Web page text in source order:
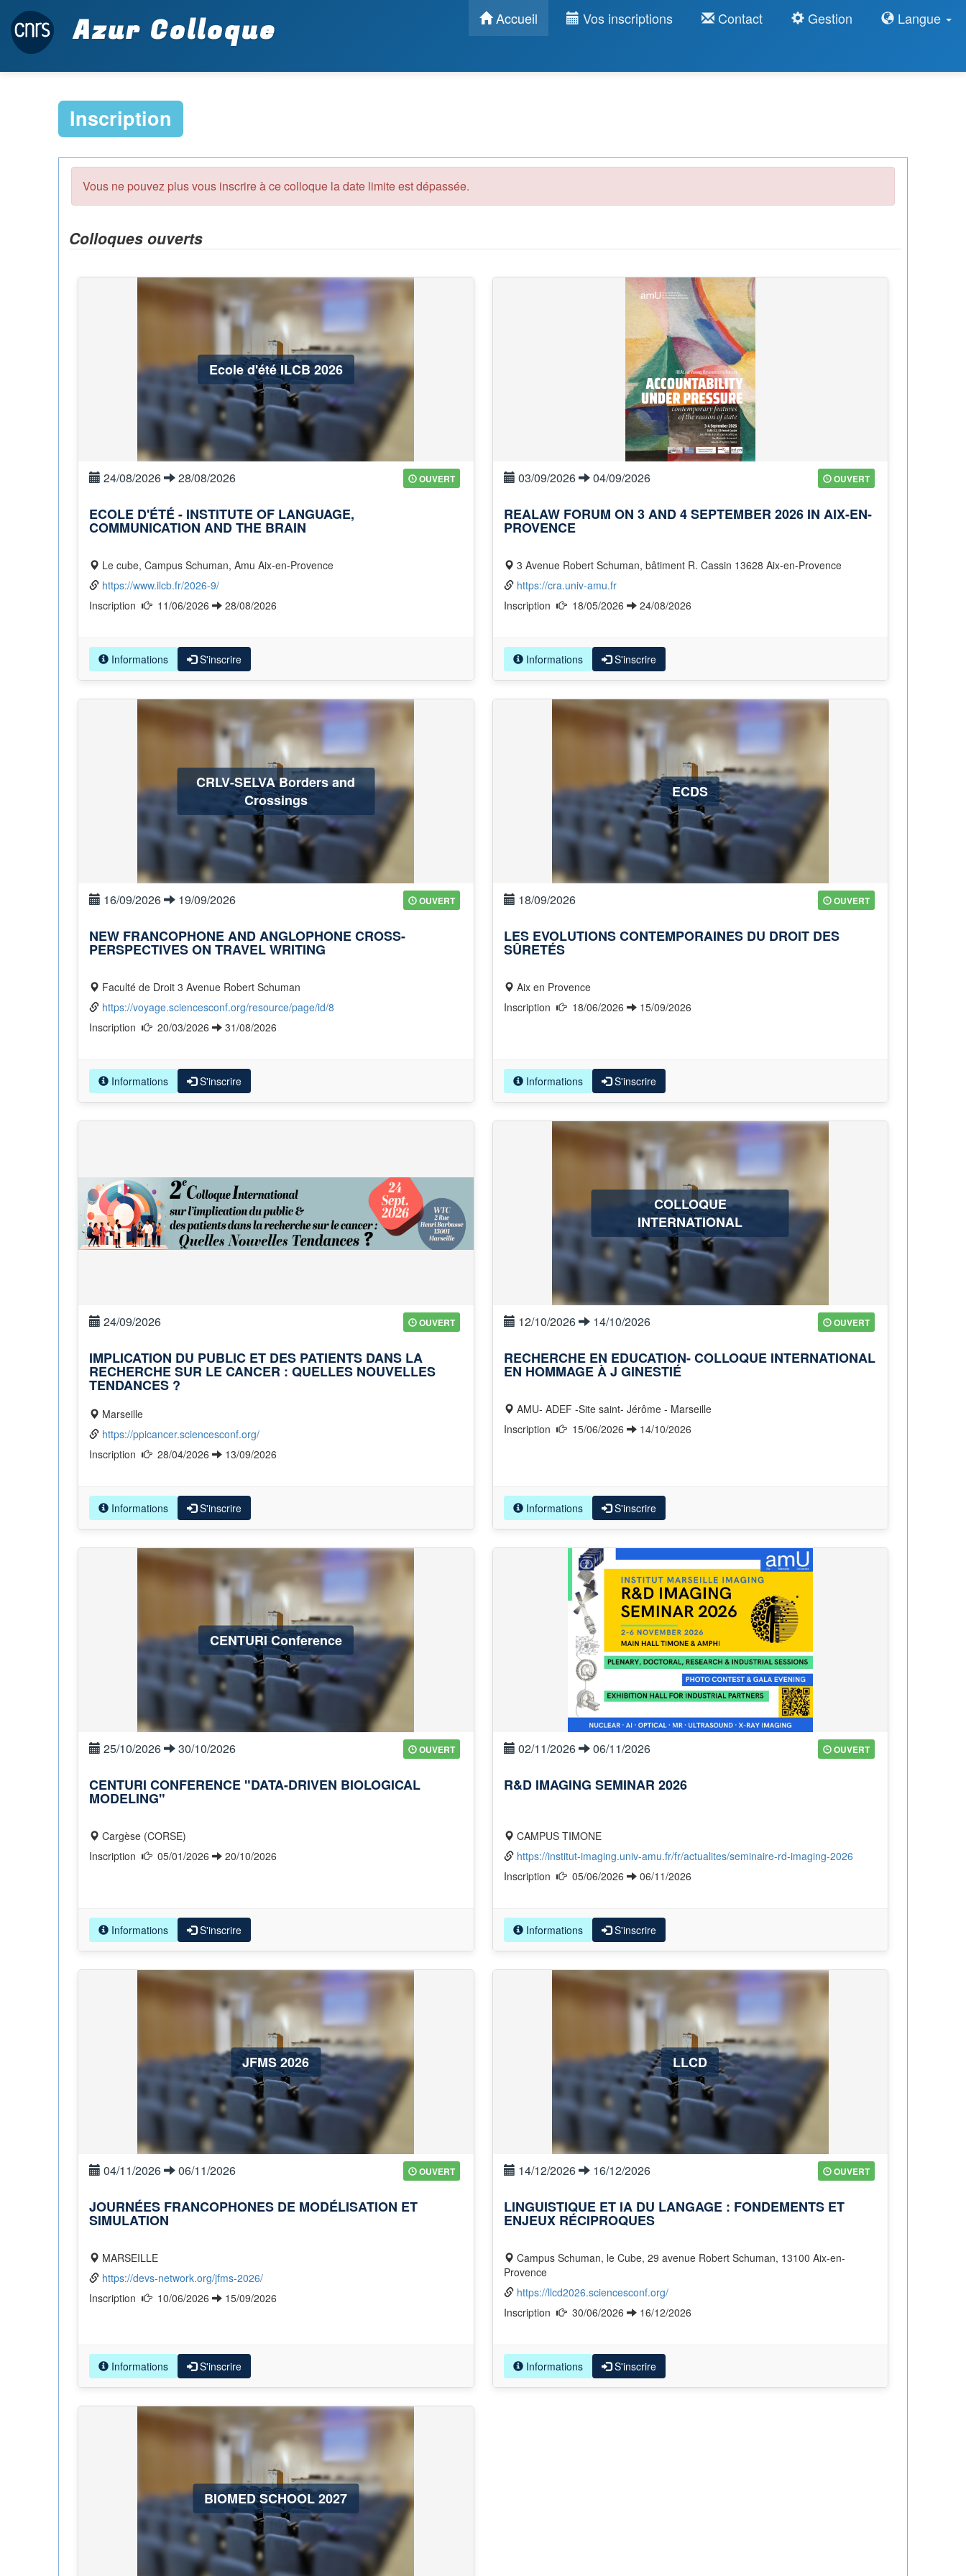
Azur Colloque Accueil Vos inscriptions Contact Gestion Langue
Inscription
Vous ne pouvez plus vous inscrire à ce colloque la date limite est dépassée.
Colloques ouverts
Ecole d'été ILCB 2026
24/08/2026 28/08/2026 OUVERT
ECOLE D'ÉTÉ - INSTITUTE OF LANGUAGE,
COMMUNICATION AND THE BRAIN
Le cube, Campus Schuman, Amu Aix-en-Provence
https://www.ilcb.fr/2026-9/
11/06/2026 28/08/2026
Informations S'inscrire
03/09/2026 04/09/2026 OUVERT
REALAW FORUM ON 3 AND 4 SEPTEMBER 2026 IN AIX-EN-
PROVENCE
3 Avenue Robert Schuman, bâtiment R. Cassin 13628 Aix-en-Provence
https://cra.univ-amu.fr
18/05/2026 24/08/2026
Informations S'inscrire
CRLV-SELVA Borders and
Crossings
16/09/2026 19/09/2026 OUVERT
NEW FRANCOPHONE AND ANGLOPHONE CROSS-
PERSPECTIVES ON TRAVEL WRITING
Faculté de Droit 3 Avenue Robert Schuman
https://voyage.sciencesconf.org/resource/page/id/8
20/03/2026 31/08/2026
Informations S'inscrire
ECDS
18/09/2026 OUVERT
LES EVOLUTIONS CONTEMPORAINES DU DROIT DES
SÛRETÉS
Aix en Provence
18/06/2026 15/09/2026
Informations S'inscrire
24/09/2026 OUVERT
IMPLICATION DU PUBLIC ET DES PATIENTS DANS LA
RECHERCHE SUR LE CANCER : QUELLES NOUVELLES
TENDANCES ?
Marseille
https://ppicancer.sciencesconf.org/
28/04/2026 13/09/2026
Informations S'inscrire
COLLOQUE
INTERNATIONAL
12/10/2026 14/10/2026 OUVERT
RECHERCHE EN EDUCATION- COLLOQUE INTERNATIONAL
EN HOMMAGE À J GINESTIÉ
AMU- ADEF -Site saint- Jérôme - Marseille
15/06/2026 14/10/2026
Informations S'inscrire
CENTURI Conference
25/10/2026 30/10/2026 OUVERT
CENTURI CONFERENCE "DATA-DRIVEN BIOLOGICAL
MODELING"
Cargèse (CORSE)
05/01/2026 20/10/2026
Informations S'inscrire
02/11/2026 06/11/2026 OUVERT
R&D IMAGING SEMINAR 2026
CAMPUS TIMONE
https://institut-imaging.univ-amu.fr/fr/actualites/seminaire-rd-imaging-2026
05/06/2026 06/11/2026
Informations S'inscrire
JFMS 2026
04/11/2026 06/11/2026 OUVERT
JOURNÉES FRANCOPHONES DE MODÉLISATION ET
SIMULATION
MARSEILLE
https://devs-network.org/jfms-2026/
10/06/2026 15/09/2026
Informations S'inscrire
LLCD
14/12/2026 16/12/2026 OUVERT
LINGUISTIQUE ET IA DU LANGAGE : FONDEMENTS ET
ENJEUX RÉCIPROQUES
Provence
https://llcd2026.sciencesconf.org/
30/06/2026 16/12/2026
Informations S'inscrire
BIOMED SCHOOL 2027